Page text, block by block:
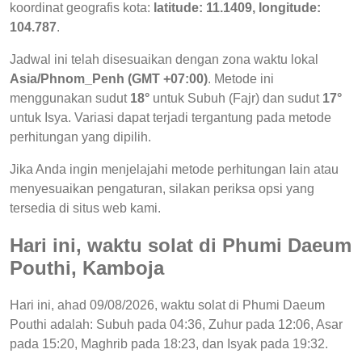
koordinat geografis kota: latitude: 11.1409, longitude:
104.787.
Jadwal ini telah disesuaikan dengan zona waktu lokal
Asia/Phnom_Penh (GMT +07:00). Metode ini
menggunakan sudut 18° untuk Subuh (Fajr) dan sudut 17°
untuk Isya. Variasi dapat terjadi tergantung pada metode
perhitungan yang dipilih.
Jika Anda ingin menjelajahi metode perhitungan lain atau
menyesuaikan pengaturan, silakan periksa opsi yang
tersedia di situs web kami.
Hari ini, waktu solat di Phumi Daeum
Pouthi, Kamboja
Hari ini, ahad 09/08/2026, waktu solat di Phumi Daeum
Pouthi adalah: Subuh pada 04:36, Zuhur pada 12:06, Asar
pada 15:20, Maghrib pada 18:23, dan Isyak pada 19:32.